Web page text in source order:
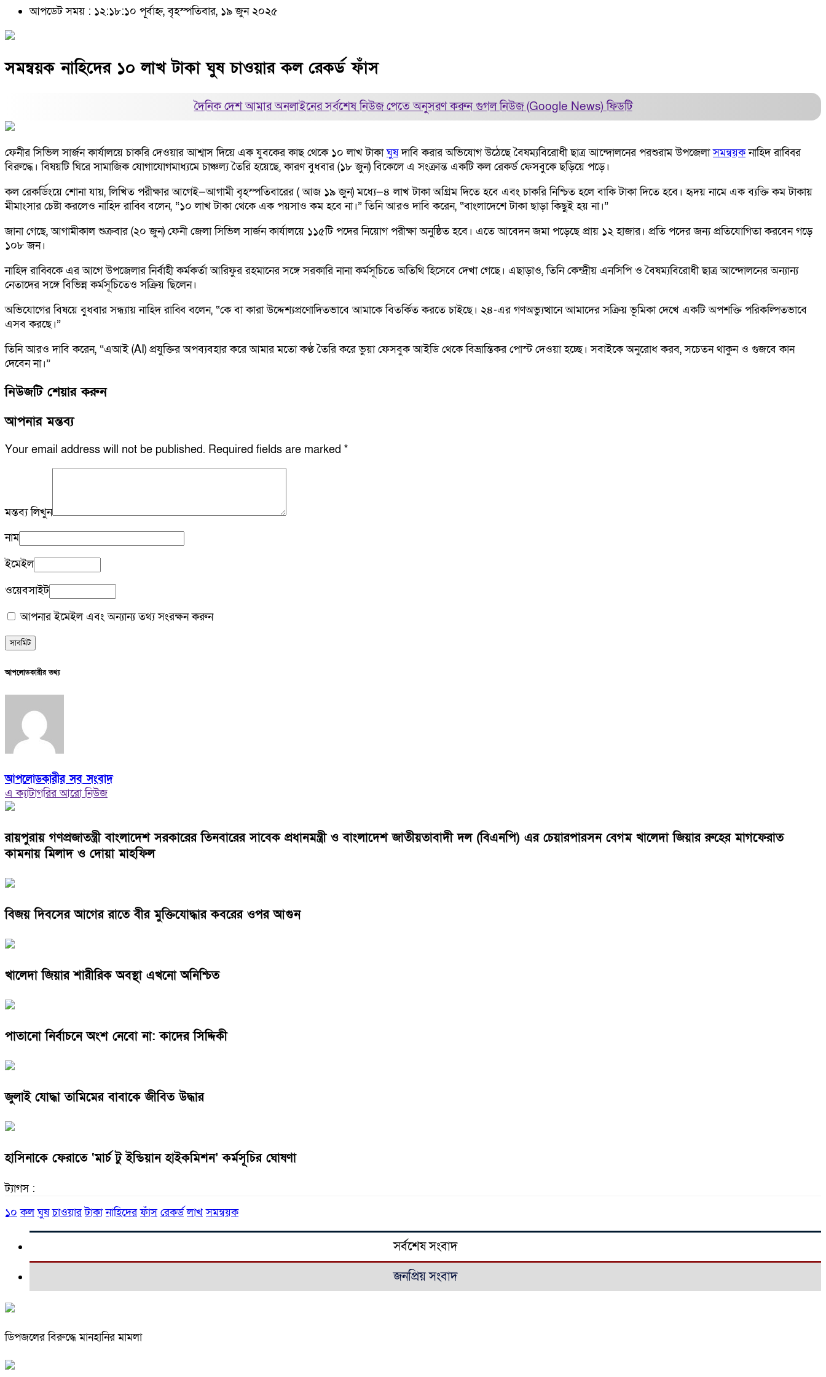
আপডেট সময় : ১২:১৮:১০ পূর্বাহ্ন, বৃহস্পতিবার, ১৯ জুন ২০২৫
সমন্বয়ক নাহিদের ১০ লাখ টাকা ঘুষ চাওয়ার কল রেকর্ড ফাঁস
দৈনিক দেশ আমার অনলাইনের সর্বশেষ নিউজ পেতে অনুসরণ করুনগুগল নিউজ (Google News)ফিডটি
ফেনীর সিভিল সার্জন কার্যালয়ে চাকরি দেওয়ার আশ্বাস দিয়ে এক যুবকের কাছ থেকে ১০ লাখ টাকাঘুষদাবি করার অভিযোগ উঠেছে বৈষম্যবিরোধী ছাত্র আন্দোলনের পরশুরাম উপজেলাসমন্বয়কনাহিদ রাব্বির
বিরুদ্ধে। বিষয়টি ঘিরে সামাজিক যোগাযোগমাধ্যমে চাঞ্চল্য তৈরি হয়েছে, কারণ বুধবার (১৮ জুন) বিকেলে এ সংক্রান্ত একটি কল রেকর্ড ফেসবুকে ছড়িয়ে পড়ে।
কল রেকর্ডিংয়ে শোনা যায়, লিখিত পরীক্ষার আগেই—আগামী বৃহস্পতিবারের ( আজ ১৯ জুন) মধ্যে—৪ লাখ টাকা অগ্রিম দিতে হবে এবং চাকরি নিশ্চিত হলে বাকি টাকা দিতে হবে। হৃদয় নামে এক ব্যক্তি কম টাকায়
মীমাংসার চেষ্টা করলেও নাহিদ রাব্বি বলেন, “১০ লাখ টাকা থেকে এক পয়সাও কম হবে না।” তিনি আরও দাবি করেন, “বাংলাদেশে টাকা ছাড়া কিছুই হয় না।”
জানা গেছে, আগামীকাল শুক্রবার (২০ জুন) ফেনী জেলা সিভিল সার্জন কার্যালয়ে ১১৫টি পদের নিয়োগ পরীক্ষা অনুষ্ঠিত হবে। এতে আবেদন জমা পড়েছে প্রায় ১২ হাজার। প্রতি পদের জন্য প্রতিযোগিতা করবেন গড়ে
১০৮ জন।
নাহিদ রাব্বিকে এর আগে উপজেলার নির্বাহী কর্মকর্তা আরিফুর রহমানের সঙ্গে সরকারি নানা কর্মসূচিতে অতিথি হিসেবে দেখা গেছে। এছাড়াও, তিনি কেন্দ্রীয় এনসিপি ও বৈষম্যবিরোধী ছাত্র আন্দোলনের অন্যান্য
নেতাদের সঙ্গে বিভিন্ন কর্মসূচিতেও সক্রিয় ছিলেন।
অভিযোগের বিষয়ে বুধবার সন্ধ্যায় নাহিদ রাব্বি বলেন, “কে বা কারা উদ্দেশ্যপ্রণোদিতভাবে আমাকে বিতর্কিত করতে চাইছে। ২৪-এর গণঅভ্যুত্থানে আমাদের সক্রিয় ভূমিকা দেখে একটি অপশক্তি পরিকল্পিতভাবে
এসব করছে।”
তিনি আরও দাবি করেন, “এআই (AI) প্রযুক্তির অপব্যবহার করে আমার মতো কণ্ঠ তৈরি করে ভুয়া ফেসবুক আইডি থেকে বিভ্রান্তিকর পোস্ট দেওয়া হচ্ছে। সবাইকে অনুরোধ করব, সচেতন থাকুন ও গুজবে কান
দেবেন না।”
নিউজটি শেয়ার করুন
আপনার মন্তব্য
Your email address will not be published. Required fields are marked *
মন্তব্য লিখুন
নাম
ইমেইল
ওয়েবসাইট
আপনার ইমেইল এবং অন্যান্য তথ্য সংরক্ষন করুন
আপলোডকারীর তথ্য
আপলোডকারীর সব সংবাদ
এ ক্যাটাগরির আরো নিউজ
রায়পুরায় গণপ্রজাতন্ত্রী বাংলাদেশ সরকারের তিনবারের সাবেক প্রধানমন্ত্রী ও বাংলাদেশ জাতীয়তাবাদী দল (বিএনপি) এর চেয়ারপারসন বেগম খালেদা জিয়ার রুহের মাগফেরাত
কামনায় মিলাদ ও দোয়া মাহফিল
বিজয় দিবসের আগের রাতে বীর মুক্তিযোদ্ধার কবরের ওপর আগুন
খালেদা জিয়ার শারীরিক অবস্থা এখনো অনিশ্চিত
পাতানো নির্বাচনে অংশ নেবো না: কাদের সিদ্দিকী
জুলাই যোদ্ধা তামিমের বাবাকে জীবিত উদ্ধার
হাসিনাকে ফেরাতে ‘মার্চ টু ইন্ডিয়ান হাইকমিশন’ কর্মসূচির ঘোষণা
ট্যাগস :
১০ কল ঘুষ চাওয়ার টাকা নাহিদের ফাঁস রেকর্ড লাখ সমন্বয়ক
সর্বশেষ সংবাদ
জনপ্রিয় সংবাদ
ডিপজলের বিরুদ্ধে মানহানির মামলা